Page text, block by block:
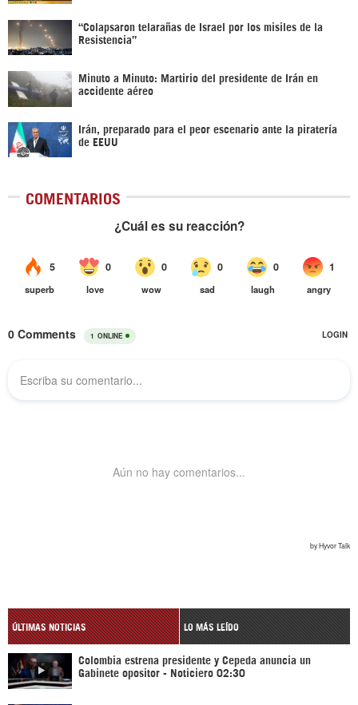
“Colapsaron telarañas de Israel por los misiles de la
Resistencia”
Minuto a Minuto: Martirio del presidente de Irán en
accidente aéreo
Irán, preparado para el peor escenario ante la piratería
de EEUU
COMENTARIOS
ÚLTIMAS NOTICIAS LO MÁS LEÍDO
Colombia estrena presidente y Cepeda anuncia un
Gabinete opositor - Noticiero 02:30